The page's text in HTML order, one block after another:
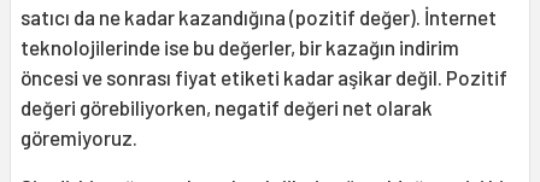
satıcı da ne kadar kazandığına (pozitif değer). İnternet
teknolojilerinde ise bu değerler, bir kazağın indirim
öncesi ve sonrası fiyat etiketi kadar aşikar değil. Pozitif
değeri görebiliyorken, negatif değeri net olarak
göremiyoruz.